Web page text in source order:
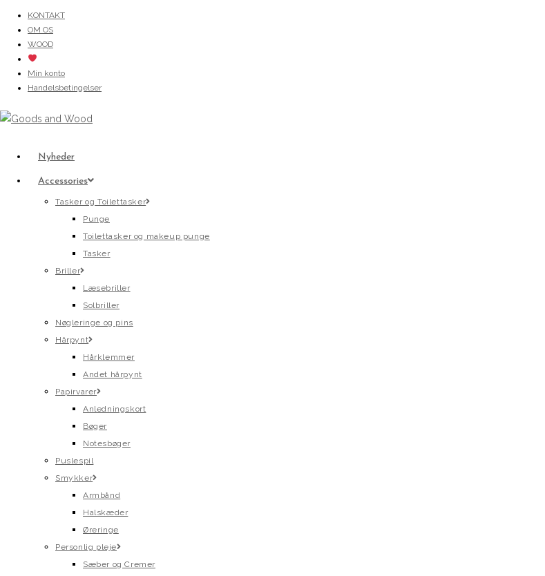
content
KONTAKT
OM OS
WOOD
Min konto
Handelsbetingelser
Nyheder
Accessories
Tasker og Toilettasker
Punge
Toilettasker og makeup punge
Tasker
Briller
Læsebriller
Solbriller
Nøgleringe og pins
Hårpynt
Hårklemmer
Andet hårpynt
Papirvarer
Anledningskort
Bøger
Notesbøger
Puslespil
Smykker
Armbånd
Halskæder
Øreringe
Personlig pleje
Sæber og Cremer